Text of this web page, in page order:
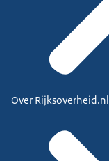
Over Rijksoverheid.nl